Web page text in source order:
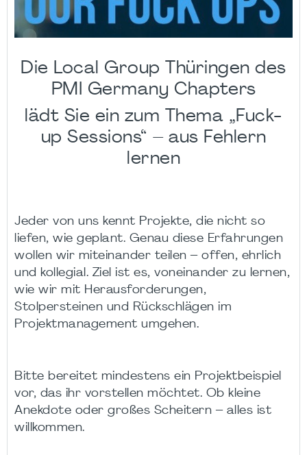
Die Local Group Thüringen des
PMI Germany Chapters
lädt Sie ein zum Thema „Fuck-
up Sessions“ – aus Fehlern
lernen
Jeder von uns kennt Projekte, die nicht so
liefen, wie geplant. Genau diese Erfahrungen
wollen wir miteinander teilen – offen, ehrlich
und kollegial. Ziel ist es, voneinander zu lernen,
wie wir mit Herausforderungen,
Stolpersteinen und Rückschlägen im
Projektmanagement umgehen.
Bitte bereitet mindestens ein Projektbeispiel
vor, das ihr vorstellen möchtet. Ob kleine
Anekdote oder großes Scheitern – alles ist
willkommen.